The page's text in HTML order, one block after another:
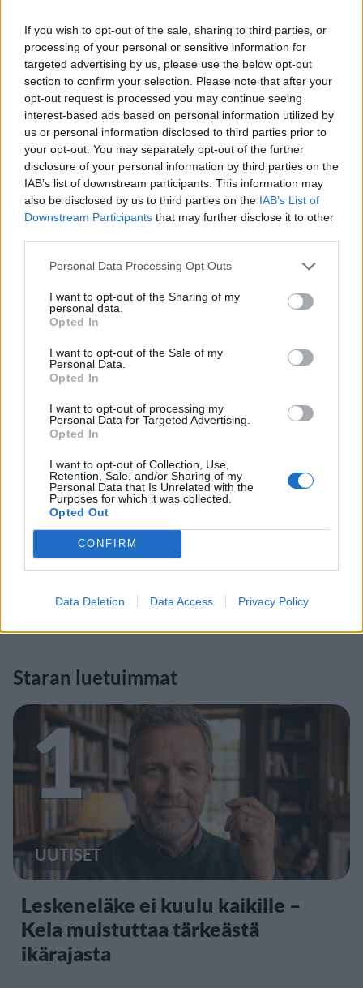
If you wish to opt-out of the sale, sharing to third parties, or
processing of your personal or sensitive information for
targeted advertising by us, please use the below opt-out
section to confirm your selection. Please note that after your
opt-out request is processed you may continue seeing
interest-based ads based on personal information utilized by
us or personal information disclosed to third parties prior to
your opt-out. You may separately opt-out of the further
disclosure of your personal information by third parties on the
IAB’s list of downstream participants. This information may
also be disclosed by us to third parties on the IAB’s List of
Downstream Participants that may further disclose it to other
Personal Data Processing Opt Outs
I want to opt-out of the Sharing of my
personal data.
Opted In
I want to opt-out of the Sale of my
Personal Data.
Opted In
I want to opt-out of processing my
Personal Data for Targeted Advertising.
Opted In
I want to opt-out of Collection, Use,
Retention, Sale, and/or Sharing of my
Personal Data that Is Unrelated with the
Purposes for which it was collected.
Opted Out
CONFIRM
Data Deletion Data Access Privacy Policy
laajemmin samasta aihealueestaMatkailu-
osioistamme.
Ilmoita virheestä Tietoa meistä Toimitusperiaatteet
Staran luetuimmat
1
UUTISET
Leskeneläke ei kuulu kaikille –
Kela muistuttaa tärkeästä
ikärajasta